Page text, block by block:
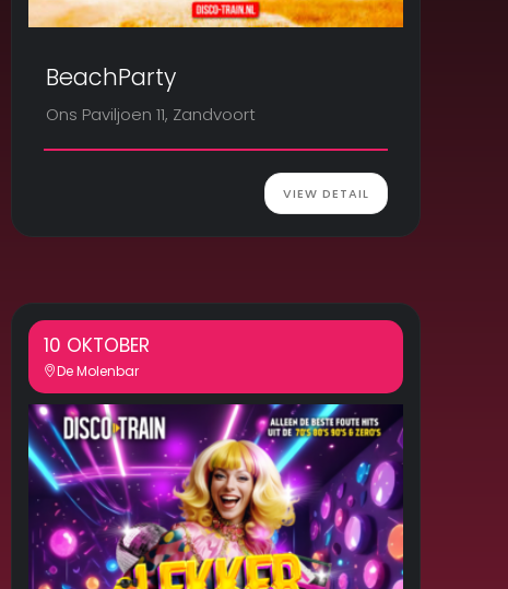
BeachParty
Ons Paviljoen 11, Zandvoort
VIEW DETAIL
10 OKTOBER
De Molenbar